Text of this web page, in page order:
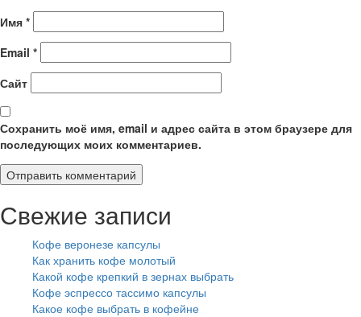
Имя *
Email *
Сайт
Сохранить моё имя, email и адрес сайта в этом браузере для
последующих моих комментариев.
Свежие записи
Кофе веронезе капсулы
Как хранить кофе молотый
Какой кофе крепкий в зернах выбрать
Кофе эспрессо тассимо капсулы
Какое кофе выбрать в кофейне